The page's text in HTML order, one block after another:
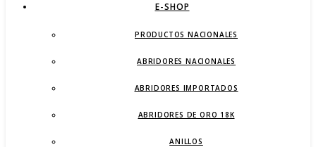
E-SHOP
PRODUCTOS NACIONALES
ABRIDORES NACIONALES
ABRIDORES IMPORTADOS
ABRIDORES DE ORO 18K
ANILLOS